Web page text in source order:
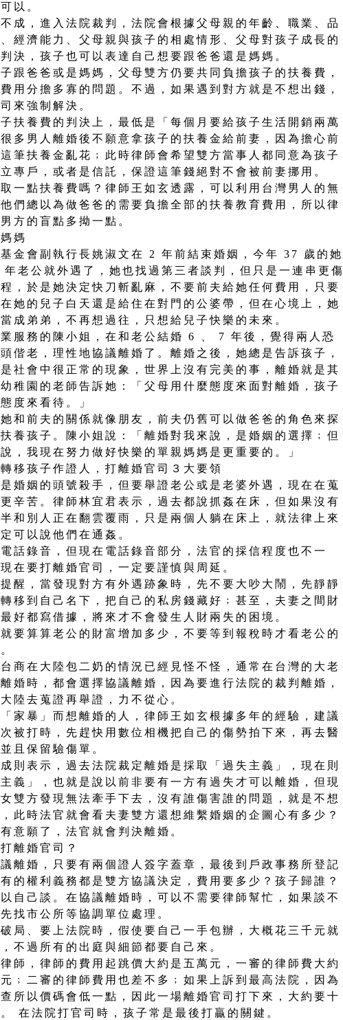
以。
成，進入法院裁判，法院會根據父母親的年齡、職業、品
經濟能力、父母親與孩子的相處情形、父母對孩子成長的
決，孩子也可以表達自己想要跟爸爸還是媽媽。
跟爸爸或是媽媽，父母雙方仍要共同負擔孩子的扶養費，
用分擔多寡的問題。不過，如果遇到對方就是不想出錢，
來強制解決。
扶養費的判決上，最低是「每個月要給孩子生活開銷兩萬
多男人離婚後不願意拿孩子的扶養金給前妻，因為擔心前
筆扶養金亂花﹔此時律師會希望雙方當事人都同意為孩子
專戶，或者是信託，保證這筆錢絕對不會被前妻挪用。
一點扶養費嗎？律師王如玄透露，可以利用台灣男人的無
們總以為做爸爸的需要負擔全部的扶養教育費用，所以律
方的盲點多拗一點。
媽
金會副執行長姚淑文在 2 年前結束婚姻，今年 37 歲的她
老公就外遇了，她也找過第三者談判，但只是一連串更傷
，於是她決定快刀斬亂麻，不要前夫給她任何費用，只要
她的兒子白天還是給住在對門的公婆帶，但在心境上，她
成弟弟，不再想過往，只想給兒子快樂的未來。
服務的陳小姐，在和老公結婚 6 、 7 年後，覺得兩人恐
偕老，理性地協議離婚了。離婚之後，她總是告訴孩子，
社會中很正常的現象，世界上沒有完美的事，離婚就是其
稚園的老師告訴她：「父母用什麼態度來面對離婚，孩子
度來看待。」
和前夫的關係就像朋友，前夫仍舊可以做爸爸的角色來探
養孩子。陳小姐說：「離婚對我來說，是婚姻的選擇﹔但
，我現在努力做好快樂的單親媽媽是更重要的。」
移孩子作證人，打離婚官司３大要領
是婚姻的頭號殺手，但要舉證老公或是老婆外遇，現在在蒐
辛苦。律師林宜君表示，過去都說抓姦在床，但如果沒有
和別人正在翻雲覆雨，只是兩個人躺在床上，就法律上來
可以說他們在通姦。
話錄音，但現在電話錄音部分，法官的採信程度也不一
在要打離婚官司，一定要謹慎與周延。
醒，當發現對方有外遇跡象時，先不要大吵大鬧，先靜靜
移到自己名下，把自己的私房錢藏好﹔甚至，夫妻之間財
好都寫借據，將來才不會發生人財兩失的困境。
要算算老公的財富增加多少，不要等到報稅時才看老公的
商在大陸包二奶的情況已經見怪不怪，通常在台灣的大老
婚時，都會選擇協議離婚，因為要進行法院的裁判離婚，
陸去蒐證再舉證，力不從心。
家暴」而想離婚的人，律師王如玄根據多年的經驗，建議
被打時，先趕快用數位相機把自己的傷勢拍下來，再去醫
且保留驗傷單。
則表示，過去法院裁定離婚是採取「過失主義」，現在則
義」，也就是說以前非要有一方有過失才可以離婚，但現
雙方發現無法牽手下去，沒有誰傷害誰的問題，就是不想
此時法官就會看夫妻雙方還想維繫婚姻的企圖心有多少？
意願了，法官就會判決離婚。
離婚官司？
離婚，只要有兩個證人簽字蓋章，最後到戶政事務所登記
的權利義務都是雙方協議決定，費用要多少？孩子歸誰？
自己談。在協議離婚時，可以不需要律師幫忙，如果談不
找市公所等協調單位處理。
局、要上法院時，假使要自己一手包辦，大概花三千元就
不過所有的出庭與細節都要自己來。
師，律師的費用起跳價大約是五萬元，一審的律師費大約
﹔二審的律師費用也差不多﹔如果上訴到最高法院，因為
所以價碼會低一點，因此一場離婚官司打下來，大約要十
在法院打官司時，孩子常是最後打贏的關鍵。